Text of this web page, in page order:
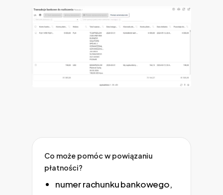
Co może pomóc w powiązaniu
płatności?
numer rachunku bankowego,